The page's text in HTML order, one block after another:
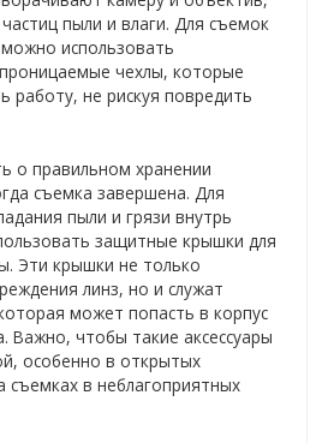
пыли и влаги. Для съемок
использовать
чехлы, которые
работу, не рискуя повредить
о правильном хранении
съемка завершена. Для
пыли и грязи внутрь
защитные крышки для
Эти крышки не только
линз, но и служат
может попасть в корпус
Важно, чтобы такие аксессуары
особенно в открытых
съемках в неблагоприятных